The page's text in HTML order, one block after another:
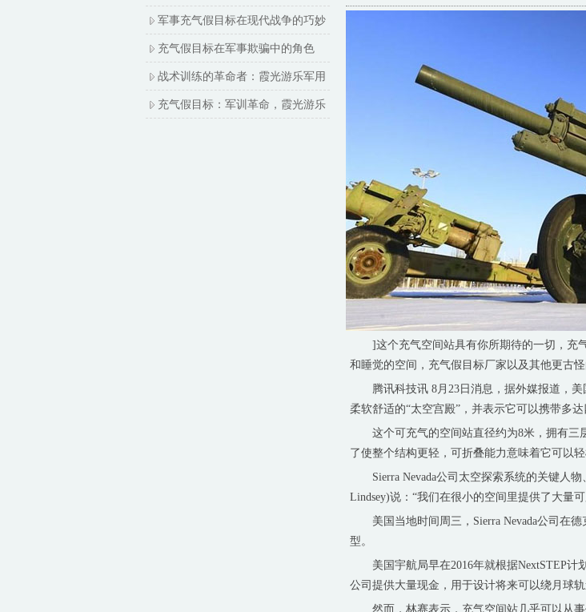
军事充气假目标在现代战争的巧妙
充气假目标在军事欺骗中的角色
战术训练的革命者：霞光游乐军用
充气假目标：军训革命，霞光游乐
]这个充气空间站具有你所期待的一切，充气
和睡觉的空间，充气假目标厂家以及其他更古
腾讯科技讯 8月23日消息，据外媒报道，美
柔软舒适的“太空宫殿”，并表示它可以携带多达
这个可充气的空间站直径约为8米，拥有三
了使整个结构更轻，可折叠能力意味着它可以轻
Sierra Nevada公司太空探索系统的关键人物
Lindsey)说：“我们在很小的空间里提供了大量
美国当地时间周三，Sierra Nevada公司在德
型。
美国宇航局早在2016年就根据NextSTEP计
公司提供大量现金，用于设计将来可以绕月球
然而，林赛表示，充气空间站几乎可以从事